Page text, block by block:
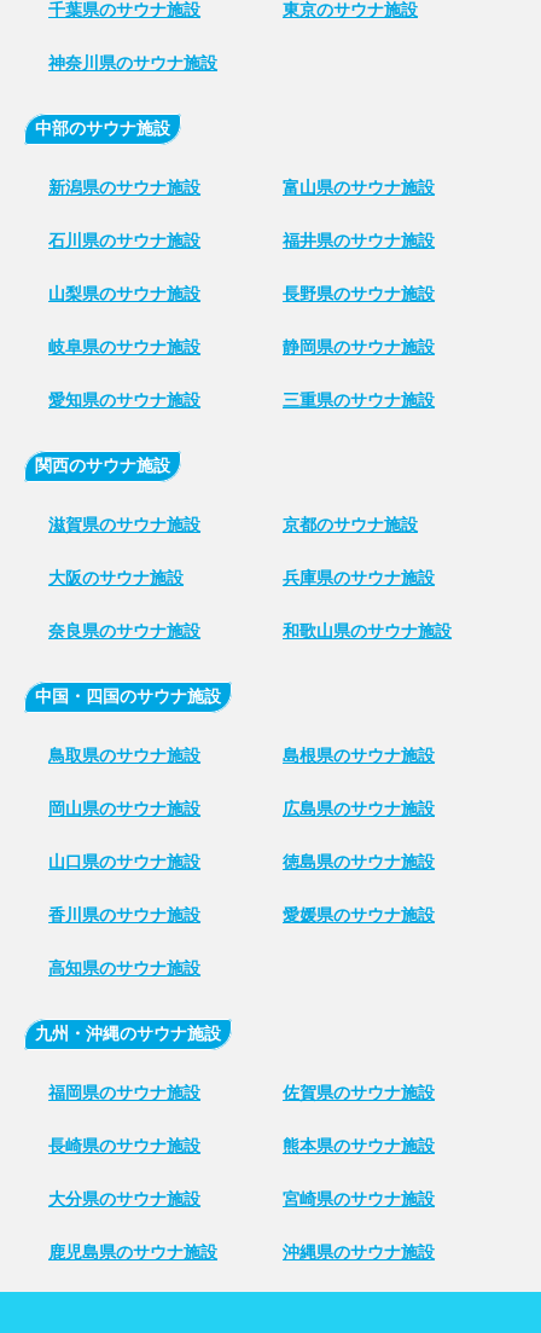
千葉県のサウナ施設 東京のサウナ施設
神奈川県のサウナ施設
中部のサウナ施設
新潟県のサウナ施設 富山県のサウナ施設
石川県のサウナ施設 福井県のサウナ施設
山梨県のサウナ施設 長野県のサウナ施設
岐阜県のサウナ施設 静岡県のサウナ施設
愛知県のサウナ施設 三重県のサウナ施設
関西のサウナ施設
滋賀県のサウナ施設 京都のサウナ施設
大阪のサウナ施設 兵庫県のサウナ施設
奈良県のサウナ施設 和歌山県のサウナ施設
中国・四国のサウナ施設
鳥取県のサウナ施設 島根県のサウナ施設
岡山県のサウナ施設 広島県のサウナ施設
山口県のサウナ施設 徳島県のサウナ施設
香川県のサウナ施設 愛媛県のサウナ施設
高知県のサウナ施設
九州・沖縄のサウナ施設
福岡県のサウナ施設 佐賀県のサウナ施設
長崎県のサウナ施設 熊本県のサウナ施設
大分県のサウナ施設 宮崎県のサウナ施設
鹿児島県のサウナ施設 沖縄県のサウナ施設